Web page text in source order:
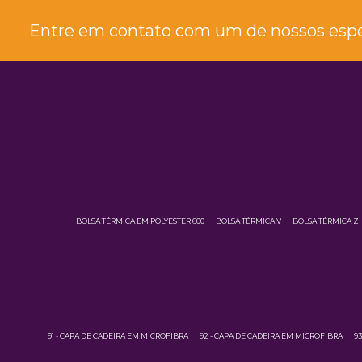
Entre em contato com um de nossos
BOLSA TÉRMICA EM POLYESTER 600 BOLSA TÉRMICA V BOLSA TÉRMICA
91 - CAPA DE CADEIRA EM MICROFIBRA 92 - CAPA DE CADEIRA EM MICROFIBRA